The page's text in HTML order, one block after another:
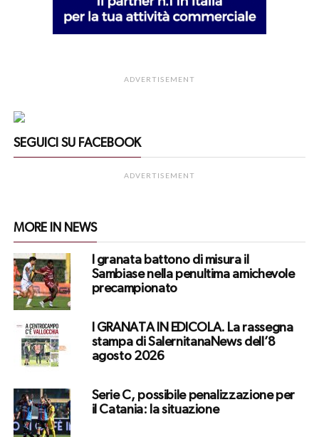
ADVERTISEMENT
SEGUICI SU FACEBOOK
ADVERTISEMENT
MORE IN NEWS
I granata battono di misura il
Sambiase nella penultima amichevole
precampionato
I GRANATA IN EDICOLA. La rassegna
stampa di SalernitanaNews dell’8
agosto 2026
Serie C, possibile penalizzazione per
il Catania: la situazione